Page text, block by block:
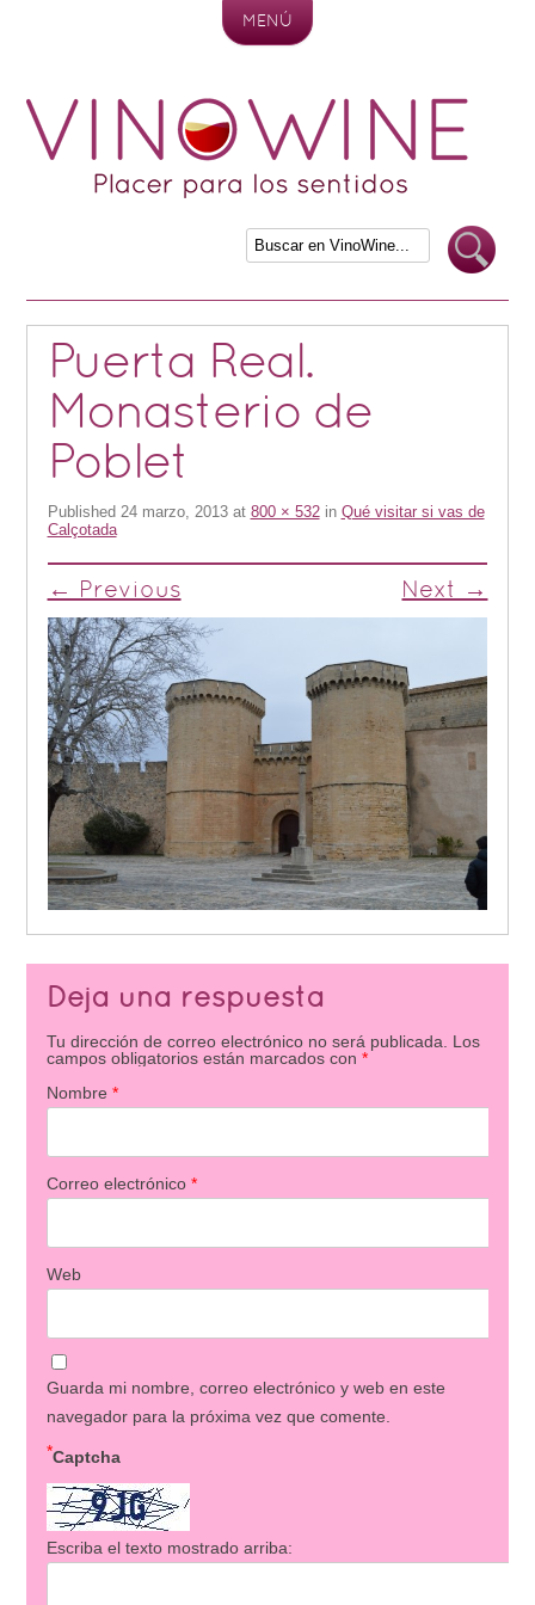
MENÚ
Puerta Real.
Monasterio de
Poblet
Published 24 marzo, 2013at 800 × 532in Qué visitar si vas de
Calçotada
← Previous Next →
Deja una respuesta
Tu dirección de correo electrónico no será publicada.
Los
campos obligatorios están marcados con *
Nombre *
Correo electrónico *
Web
Guarda mi nombre, correo electrónico y web en este
navegador para la próxima vez que comente.
Captcha
*
Escriba el texto mostrado arriba: